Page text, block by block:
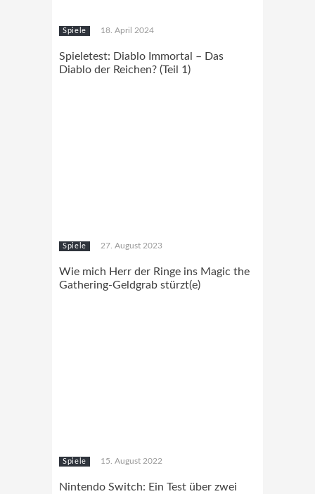
Spiele 18. April 2024
Spieletest: Diablo Immortal – Das
Diablo der Reichen? (Teil 1)
Spiele 27. August 2023
Wie mich Herr der Ringe ins Magic the
Gathering-Geldgrab stürzt(e)
Spiele 15. August 2022
Nintendo Switch: Ein Test über zwei